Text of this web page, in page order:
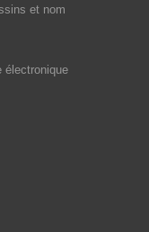
et nom
électronique